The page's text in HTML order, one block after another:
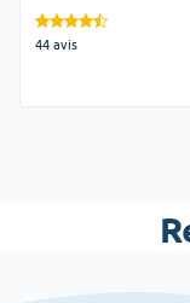
44 avis